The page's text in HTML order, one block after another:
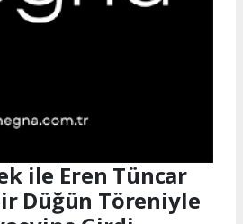
ile Eren Tüncar
Düğün Töreniyle